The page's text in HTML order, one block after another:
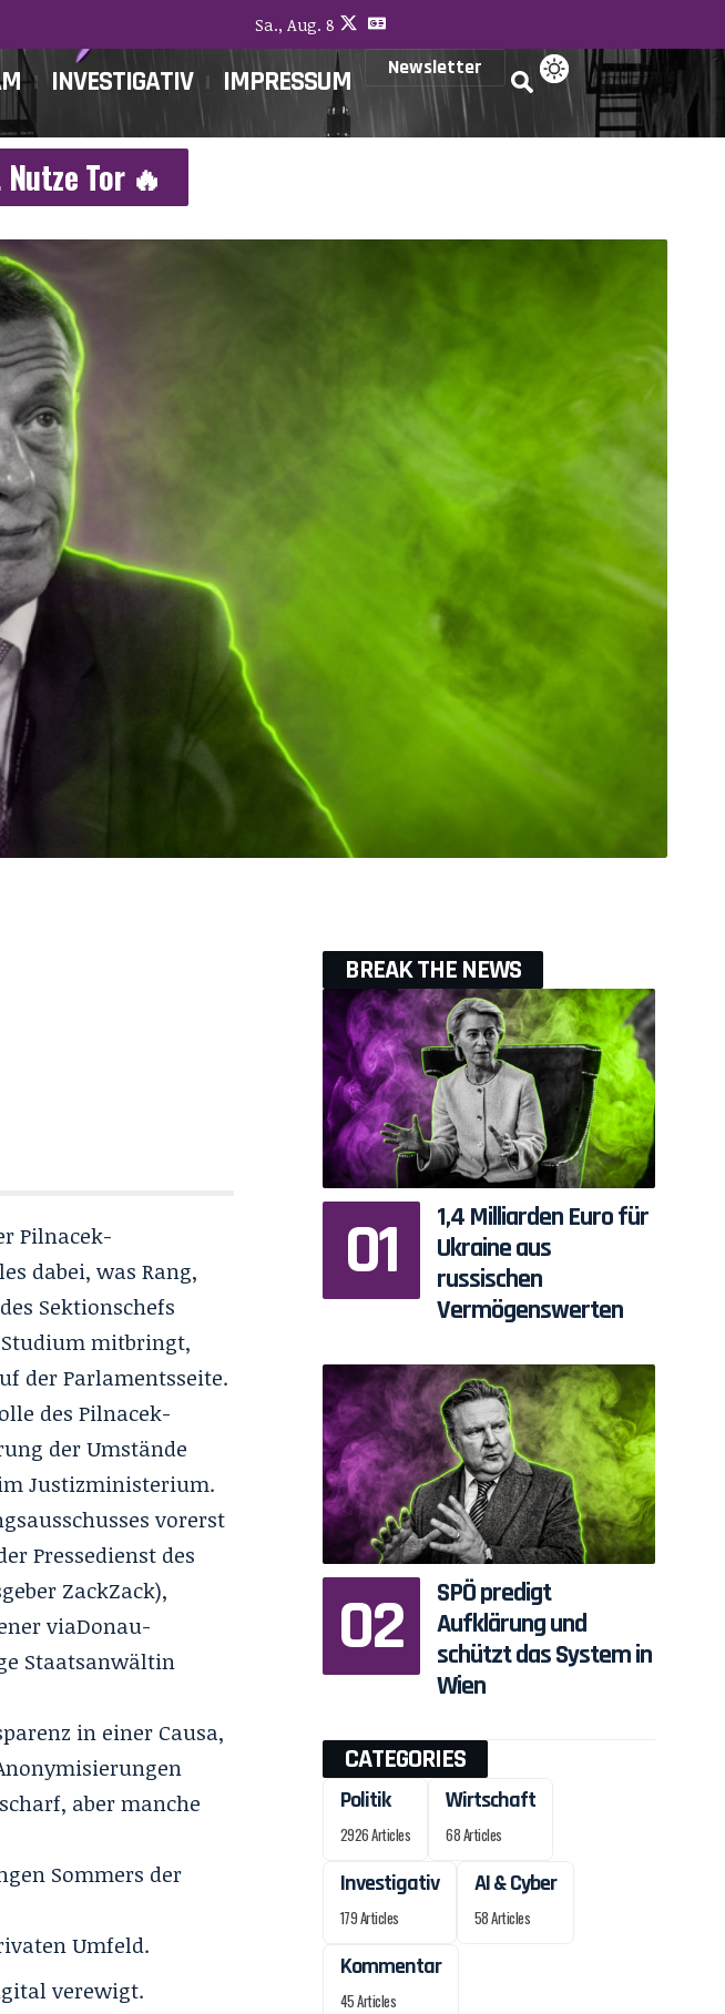
Sa., Aug. 8
INVESTIGATIV IMPRESSUM Newsletter
Tor 🔥
Pilnacek-
dabei, was Rang,
Sektionschefs
mitbringt,
der Parlamentsseite.
des Pilnacek-
der Umstände
Justizministerium.
vorerst
Pressedienst des
ZackZack),
viaDonau-
Staatsanwältin
in einer Causa,
aber manche
Sommers der
Umfeld.
verewigt.
BREAK THE NEWS
1,4 Milliarden Euro für
Ukraine aus
russischen
Vermögenswerten
SPÖ predigt
Aufklärung und
schützt das System in
Wien
CATEGORIES
Politik
2926 Articles
Wirtschaft
68 Articles
Investigativ
179 Articles
AI & Cyber
58 Articles
Kommentar
45 Articles